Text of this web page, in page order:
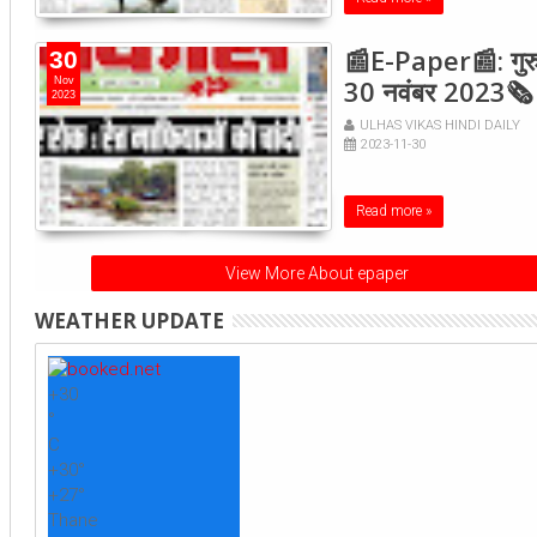
30
Nov
2023
📰E-Paper📰:
30 नवंबर 2023🗞
ULHAS VIKAS HINDI DAILY
2023-11-30
Read more »
View More About epaper
WEATHER UPDATE
+30
°
C
+30°
+27°
Thane